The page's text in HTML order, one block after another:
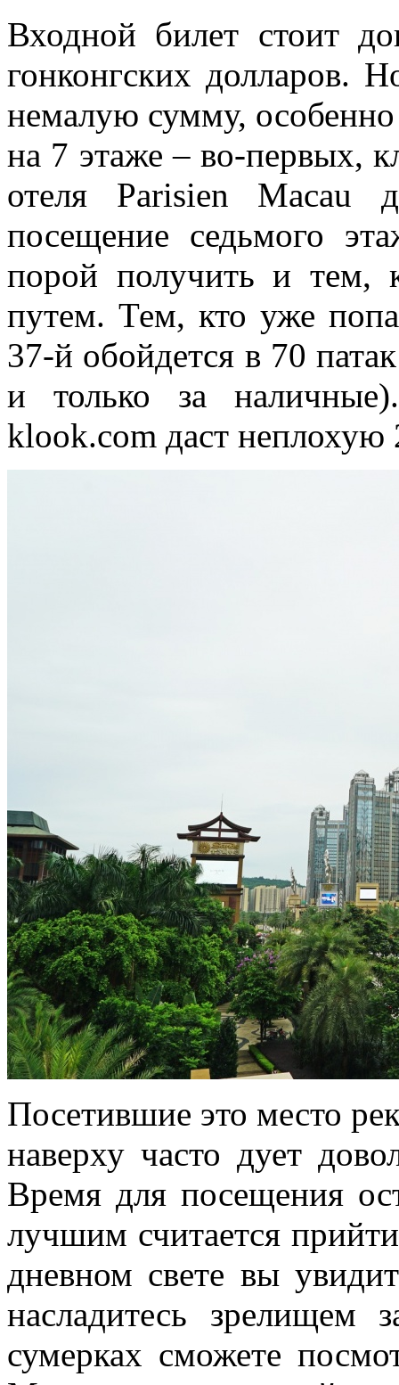
Входной билет стоит
гонконгских долларов.
немалую сумму,
на 7 этаже – во-первых,
отеля Parisien Macau
посещение седьмого
порой получить и тем,
путем. Тем, кто уже
37-й обойдется в 70
и только за
klook.com даст неплохую
Посетившие это место
наверху часто дует
Время для посещения
лучшим считается
дневном свете вы
насладитесь зрелищем
сумерках сможете